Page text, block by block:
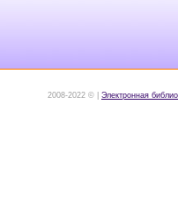
2008-2022 © | Электронная